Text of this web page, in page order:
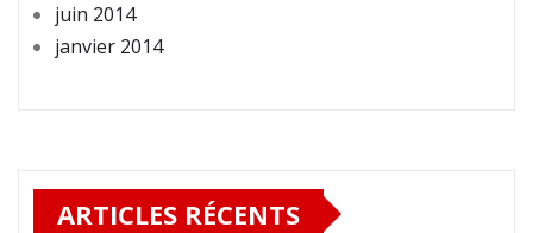
juin 2014
janvier 2014
ARTICLES RÉCENTS